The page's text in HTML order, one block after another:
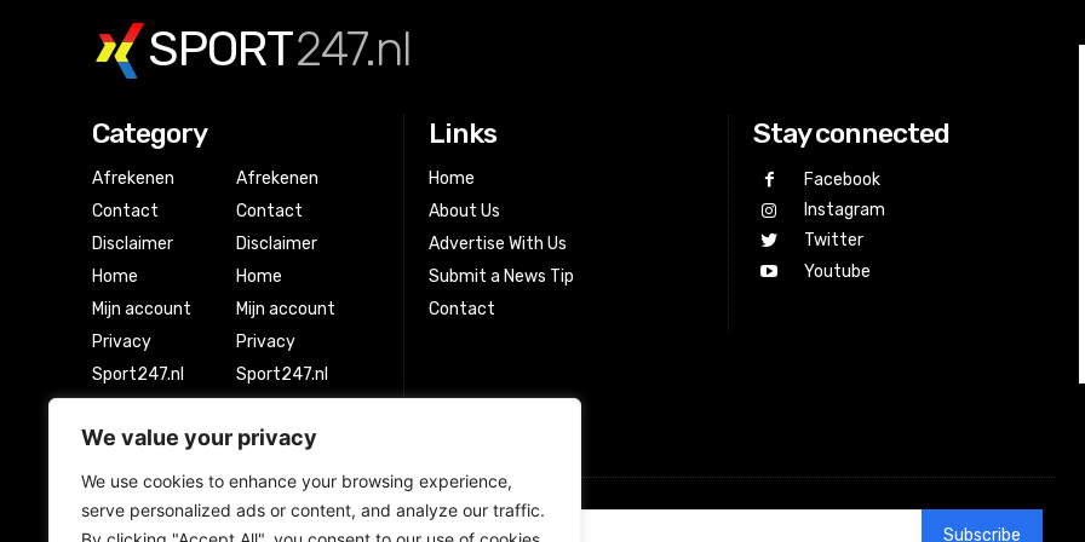
We value your privacy
We use cookies to enhance your browsing experience,
serve personalized ads or content, and analyze our traffic.
SPORT247.nl
Category
Afrekenen
Contact
Disclaimer
Home
Mijn account
Privacy
Sport247.nl
Winkelwagen
Afrekenen
Contact
Disclaimer
Home
Mijn account
Privacy
Sport247.nl
Winkelwagen
Links
Home
About Us
Advertise With Us
Submit a News Tip
Contact
Stay connected
Facebook
Instagram
Twitter
Youtube
Newsletter Signup Subscribe